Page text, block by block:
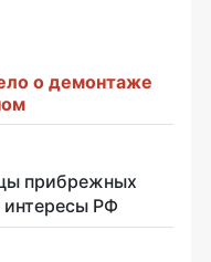
о демонтаже
прибрежных
интересы РФ